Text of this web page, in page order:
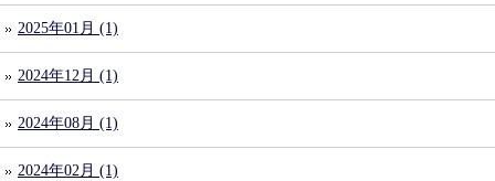
2025年01月 (1)
2024年12月 (1)
2024年08月 (1)
2024年02月 (1)